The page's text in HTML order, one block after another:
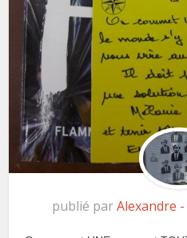
publié parAlexandre